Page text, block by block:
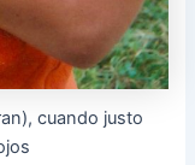
cuando justo